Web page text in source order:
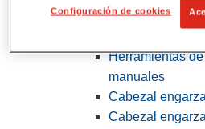
View All
Herramientas
manuales
Cabezal
Cabezal
Configuración de cookies